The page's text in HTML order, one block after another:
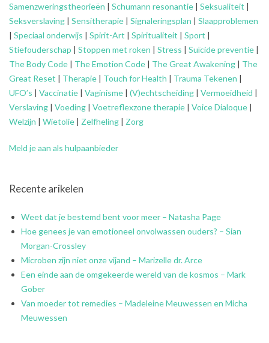
Samenzweringstheorieën | Schumann resonantie | Seksualiteit |
Seksverslaving | Sensitherapie | Signaleringsplan | Slaapproblemen
| Speciaal onderwijs | Spirit-Art | Spiritualiteit | Sport |
Stiefouderschap | Stoppen met roken | Stress | Suïcide preventie |
The Body Code | The Emotion Code | The Great Awakening | The
Great Reset | Therapie | Touch for Health | Trauma Tekenen |
UFO’s | Vaccinatie | Vaginisme | (V)echtscheiding | Vermoeidheid |
Verslaving | Voeding | Voetreflexzone therapie | Voice Dialoque |
Welzijn | Wietolie | Zelfheling | Zorg
Meld je aan als hulpaanbieder
Recente arikelen
Weet dat je bestemd bent voor meer – Natasha Page
Hoe genees je van emotioneel onvolwassen ouders? – Sian
Morgan-Crossley
Microben zijn niet onze vijand – Marizelle dr. Arce
Een einde aan de omgekeerde wereld van de kosmos – Mark
Gober
Van moeder tot remedies – Madeleine Meuwessen en Micha
Meuwessen